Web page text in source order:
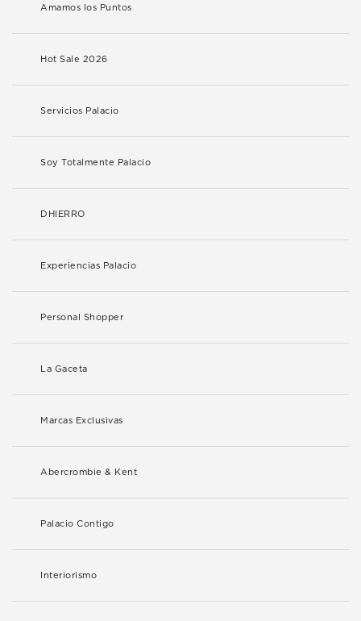
Amamos los Puntos
Hot Sale 2026
Servicios Palacio
Soy Totalmente Palacio
DHIERRO
Experiencias Palacio
Personal Shopper
La Gaceta
Marcas Exclusivas
Abercrombie & Kent
Palacio Contigo
Interiorismo